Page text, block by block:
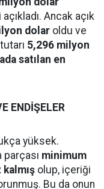
Ancak açık
dolar oldu ve
5,296 milyon
satılan en
ENDİŞELER
yüksek.
parçası minimum
olup, içeriği
Bu da onun